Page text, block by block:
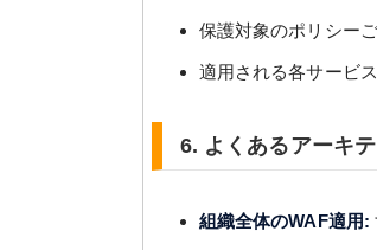
保護対象のポリシー
適用される各サービ
6. よくあるアーキ
組織全体のWAF適用: